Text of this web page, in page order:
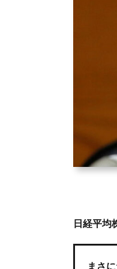
日経平均
まさ